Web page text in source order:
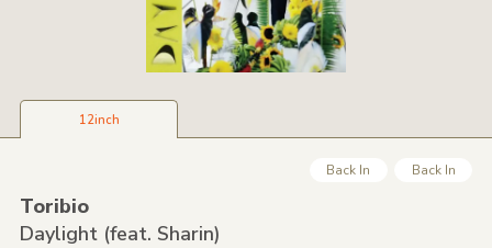
12inch
Back In Back In
Toribio
Daylight (feat. Sharin)